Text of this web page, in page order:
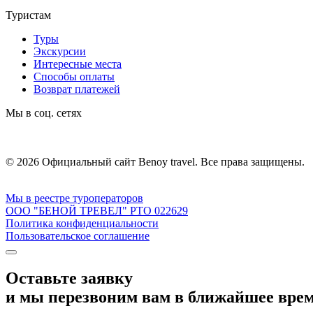
Туристам
Туры
Экскурсии
Интересные места
Способы оплаты
Возврат платежей
Мы в соц. сетях
© 2026 Официальный сайт Benoy travel. Все права защищены.
Мы в реестре туроператоров
ООО "БЕНОЙ ТРЕВЕЛ" РТО 022629
Политика конфиденциальности
Пользовательское соглашение
Оставьте заявку
и мы перезвоним вам в ближайшее